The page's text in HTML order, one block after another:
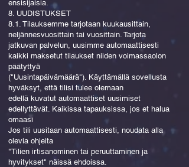
ensisijaisia.
8. UUDISTUKSET
8.1. Tilauksemme tarjotaan kuukausittain,
neljännesvuosittain tai vuosittain. Tarjota
jatkuvan palvelun, uusimme automaattisesti
kaikki maksetut tilaukset niiden voimassaolon
päätyttyä
("Uusintapäivämäärä"). Käyttämällä sovellusta
hyväksyt, että tilisi tulee olemaan
edellä kuvatut automaattiset uusimiset
edellyttävät. Kaikissa tapauksissa, jos et halua
omaasi
Jos tili uusitaan automaattisesti, noudata alla
olevia ohjeita
"Tilien irtisanominen tai peruuttaminen ja
hyvitykset" näissä ehdoissa.